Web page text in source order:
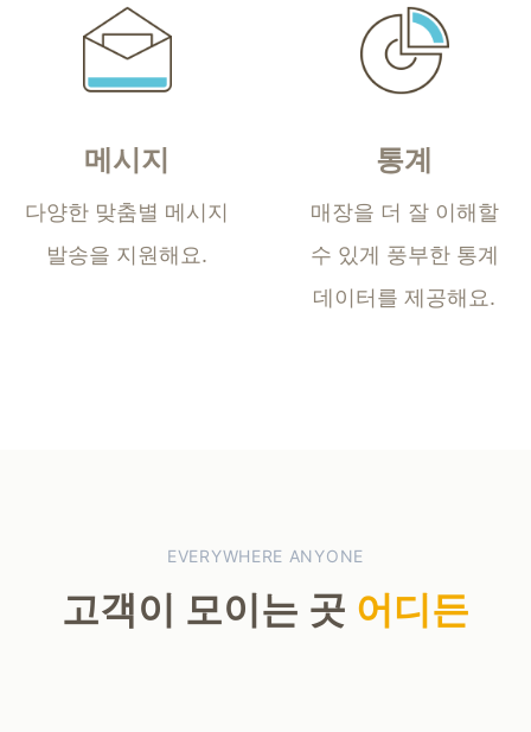
메시지
다양한 맞춤별 메시지
발송을 지원해요.
통계
매장을 더 잘 이해할
수 있게 풍부한 통계
데이터를 제공해요.
EVERYWHERE ANYONE
고객이 모이는 곳 어디든